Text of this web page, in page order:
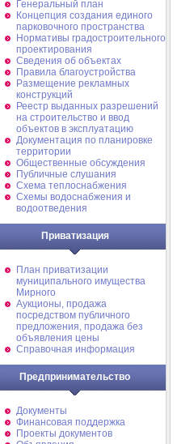
Генеральный план
Концепция создания единого
парковочного пространства
Нормативы градостроительного
проектирования
Сведения об объектах
Правила благоустройства
Размещение рекламных
конструкций
Реестр выданных разрешений
на строительство и ввод
объектов в эксплуатацию
Документация по планировке
территории
Общественные обсуждения
Публичные слушания
Схема теплоснабжения
Схемы водоснабжения и
водоотведения
Приватизация
План приватизации
муниципального имущества
Мирного
Аукционы, продажа
посредством публичного
предложения, продажа без
объявления цены
Справочная информация
Предпринимательство
Документы
Финансовая поддержка
Проекты документов